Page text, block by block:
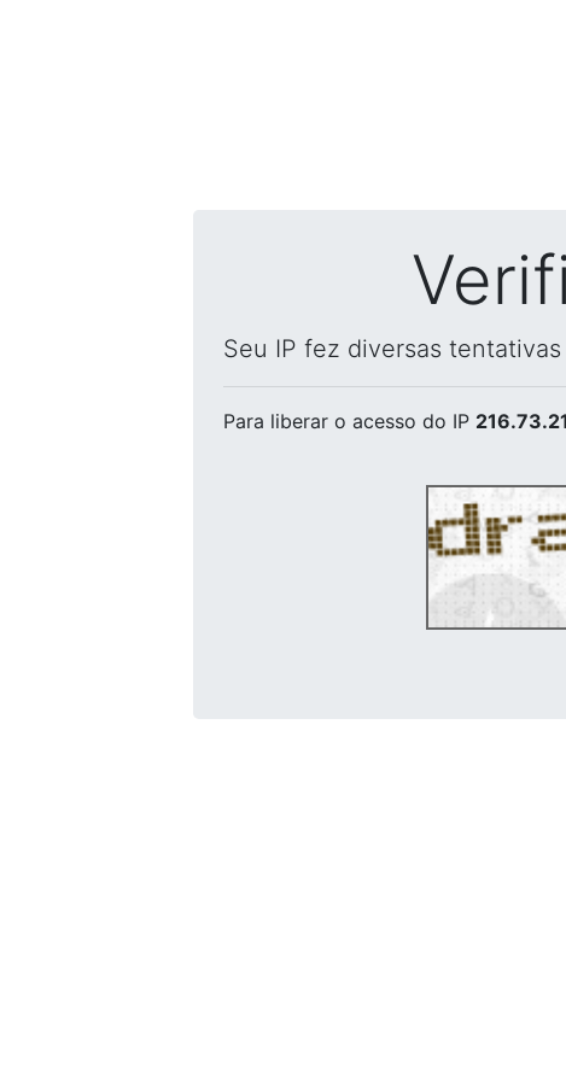
Seu IP fez diversas
Para liberar o acesso do IP